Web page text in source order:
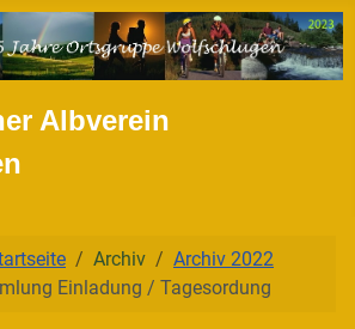
Albverein
Archiv
Archiv 2022
Einladung / Tagesordung